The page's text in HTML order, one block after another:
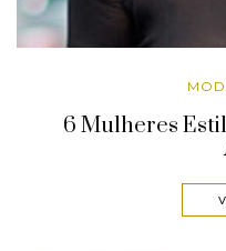
6 Mulheres